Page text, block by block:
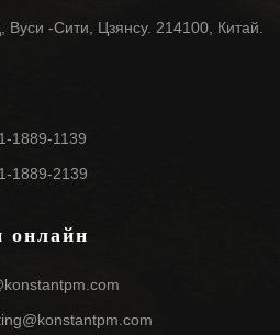
-Сити, Цзянсу. 214100, Китай.
1889-1139
1889-2139
онлайн